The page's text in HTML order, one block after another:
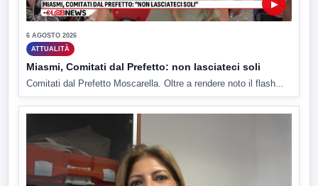
▶
6 AGOSTO 2026
ATTUALITÀ
Miasmi, Comitati dal Prefetto: non lasciateci soli
Comitati dal Prefetto Moscarella. Oltre a rendere noto il flash...